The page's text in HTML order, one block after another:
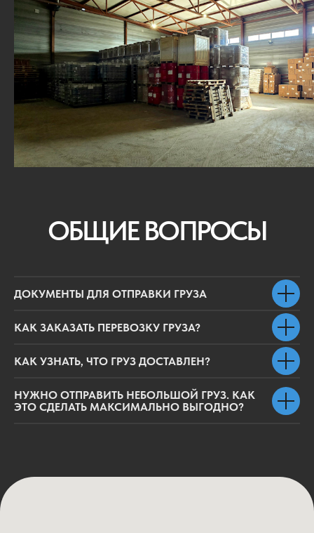
ДОКУМЕНТЫ ДЛЯ ОТПРАВКИ ГРУЗА
КАК ЗАКАЗАТЬ ПЕРЕВОЗКУ ГРУЗА?
КАК УЗНАТЬ, ЧТО ГРУЗ ДОСТАВЛЕН?
НУЖНО ОТПРАВИТЬ НЕБОЛЬШОЙ ГРУЗ. КАК
ЭТО СДЕЛАТЬ МАКСИМАЛЬНО ВЫГОДНО?
ООО «ЭКСПРЕСС - ТРАНЗИТ» | ОГРН 1215000031058
Разработано byAR © 2025